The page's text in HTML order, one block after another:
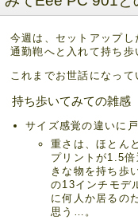
今週は、セットアップ
通勤鞄へと入れて持ち歩
これまでお世話になっ
持ち歩いてみての雑感
サイズ感覚の違いに
重さは、ほとん
プリントが1.5
きな物を持ち歩
の13インチモデ
に何人か居るの
思う…。